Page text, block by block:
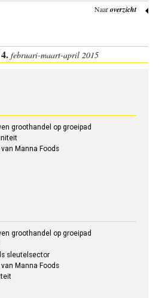
Naaroverzicht
februari-maart-april 2015
groothandel op groeipad
Manna Foods
groothandel op groeipad
sleutelsector
Manna Foods